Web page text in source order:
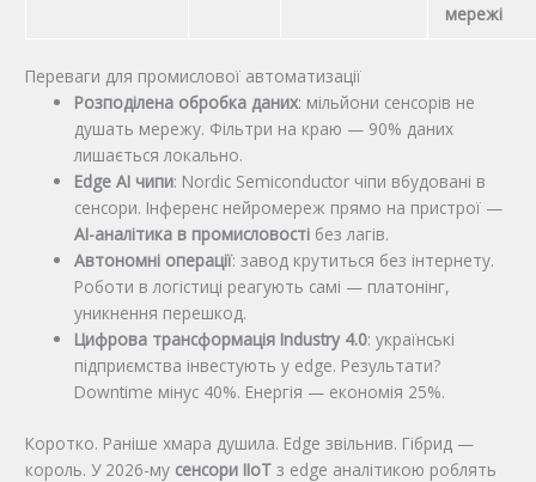
мережі
Переваги для промислової автоматизації
Розподілена обробка даних: мільйони сенсорів не
душать мережу. Фільтри на краю — 90% даних
лишається локально.
Edge AI чипи: Nordic Semiconductor чіпи вбудовані в
сенсори. Інференс нейромереж прямо на пристрої —
AI-аналітика в промисловості без лагів.
Автономні операції: завод крутиться без інтернету.
Роботи в логістиці реагують самі — платонінг,
уникнення перешкод.
Цифрова трансформація Industry 4.0: українські
підприємства інвестують у edge. Результати?
Downtime мінус 40%. Енергія — економія 25%.
Коротко. Раніше хмара душила. Edge звільнив. Гібрид —
король. У 2026-му сенсори IIoT з edge аналітикою роблять